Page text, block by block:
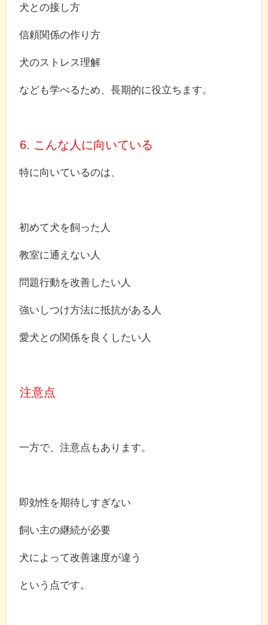
犬との接し方
信頼関係の作り方
犬のストレス理解
なども学べるため、長期的に役立ちます。
6. こんな人に向いている
特に向いているのは、
初めて犬を飼った人
教室に通えない人
問題行動を改善したい人
強いしつけ方法に抵抗がある人
愛犬との関係を良くしたい人
注意点
一方で、注意点もあります。
即効性を期待しすぎない
飼い主の継続が必要
犬によって改善速度が違う
という点です。